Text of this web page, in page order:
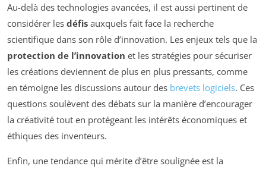
Au-delà des technologies avancées, il est aussi pertinent de
considérer les défis auxquels fait face la recherche
scientifique dans son rôle d’innovation. Les enjeux tels que la
protection de l’innovation et les stratégies pour sécuriser
les créations deviennent de plus en plus pressants, comme
en témoigne les discussions autour des brevets logiciels. Ces
questions soulèvent des débats sur la manière d’encourager
la créativité tout en protégeant les intérêts économiques et
éthiques des inventeurs.
Enfin, une tendance qui mérite d’être soulignée est la